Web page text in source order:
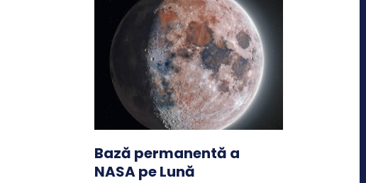
Bază permanentă a
NASA pe Lună